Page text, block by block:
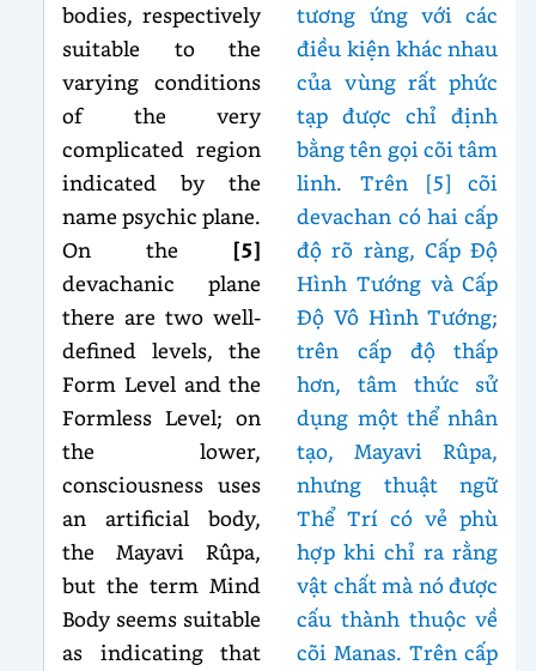
bodies, respectively
suitable to the
varying conditions
of the very
complicated region
indicated by the
name psychic plane.
On the [5]
devachanic plane
there are two well-
defined levels, the
Form Level and the
Formless Level; on
the lower,
consciousness uses
an artificial body,
the Mayavi Rûpa,
but the term Mind
Body seems suitable
as indicating that
tương ứng với các
điều kiện khác nhau
của vùng rất phức
tạp được chỉ định
bằng tên gọi cõi tâm
linh. Trên [5] cõi
devachan có hai cấp
độ rõ ràng, Cấp Độ
Hình Tướng và Cấp
Độ Vô Hình Tướng;
trên cấp độ thấp
hơn, tâm thức sử
dụng một thể nhân
tạo, Mayavi Rûpa,
nhưng thuật ngữ
Thể Trí có vẻ phù
hợp khi chỉ ra rằng
vật chất mà nó được
cấu thành thuộc về
cõi Manas. Trên cấp